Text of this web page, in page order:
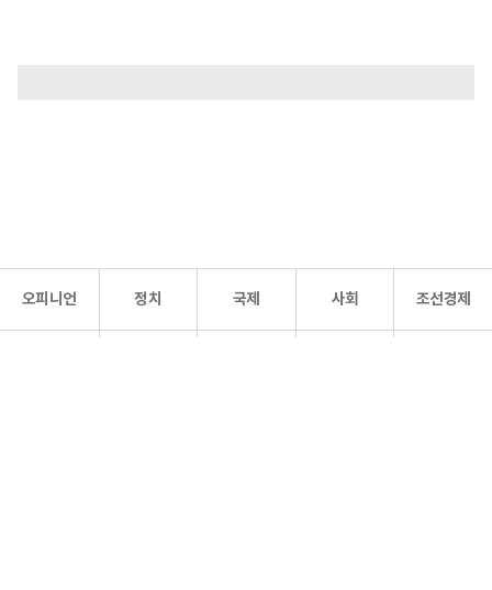
오피니언 정치 국제 사회 조선경제